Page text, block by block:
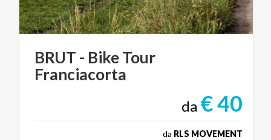
BRUT - BikeTour
Franciacorta
da € 40
da RLS MOVEMENT